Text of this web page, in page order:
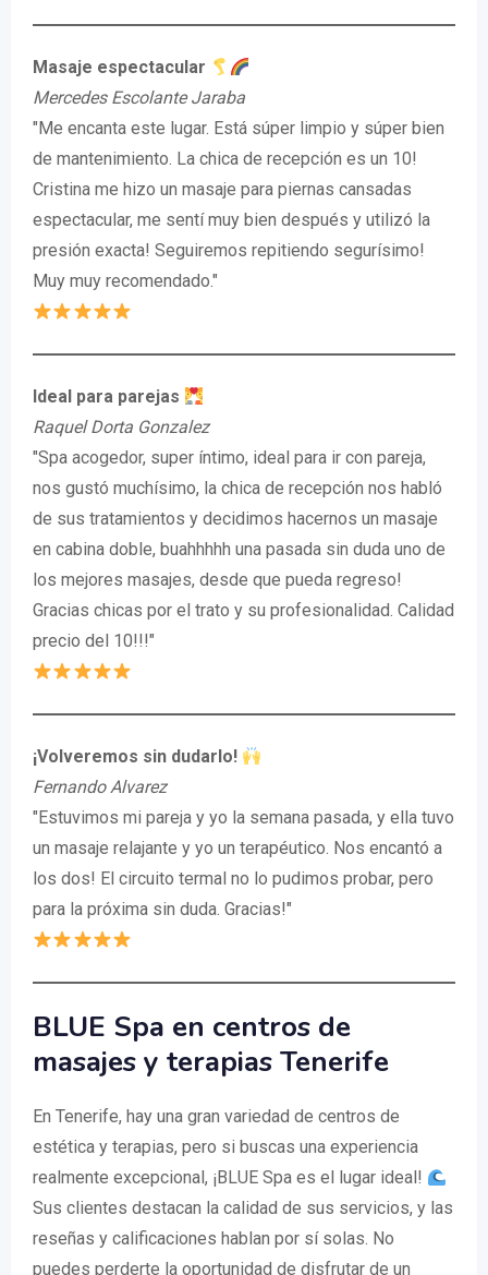
Masaje espectacular
Mercedes Escolante Jaraba
"Me encanta este lugar. Está súper limpio y súper bien
de mantenimiento. La chica de recepción es un 10!
Cristina me hizo un masaje para piernas cansadas
espectacular, me sentí muy bien después y utilizó la
presión exacta! Seguiremos repitiendo segurísimo!
Muy muy recomendado."
Ideal para parejas
Raquel Dorta Gonzalez
"Spa acogedor, super íntimo, ideal para ir con pareja,
nos gustó muchísimo, la chica de recepción nos habló
de sus tratamientos y decidimos hacernos un masaje
en cabina doble, buahhhhh una pasada sin duda uno de
los mejores masajes, desde que pueda regreso!
Gracias chicas por el trato y su profesionalidad. Calidad
precio del 10!!!"
¡Volveremos sin dudarlo!
Fernando Alvarez
"Estuvimos mi pareja y yo la semana pasada, y ella tuvo
un masaje relajante y yo un terapéutico. Nos encantó a
los dos! El circuito termal no lo pudimos probar, pero
para la próxima sin duda. Gracias!"
BLUE Spa en centros de
masajes y terapias Tenerife
En Tenerife, hay una gran variedad de centros de
estética y terapias, pero si buscas una experiencia
realmente excepcional, ¡BLUE Spa es el lugar ideal!
Sus clientes destacan la calidad de sus servicios, y las
reseñas y calificaciones hablan por sí solas. No
puedes perderte la oportunidad de disfrutar de un